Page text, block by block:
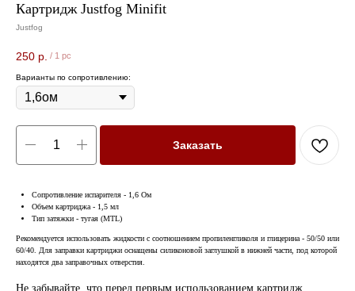
Картридж Justfog Minifit
Justfog
250 р. / 1 pc
Варианты по сопротивлению:
Заказать
Сопротивление испарителя - 1,6 Ом
Объем картриджа - 1,5 мл
Тип затяжки - тугая (MTL)
Рекомендуется использовать жидкости с соотношением пропиленгликоля и глицерина - 50/50 или
60/40. Для заправки картриджи оснащены силиконовой заглушкой в нижней части, под которой
находятся два заправочных отверстия.
Не забывайте, что перед первым использованием картридж